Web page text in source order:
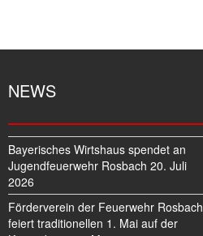
NEWS
Bayerisches Wirtshaus spendet an
Jugendfeuerwehr Rosbach 20. Juli
2026
Förderverein der Feuerwehr Rosbach
feiert traditionellen 1. Mai auf der